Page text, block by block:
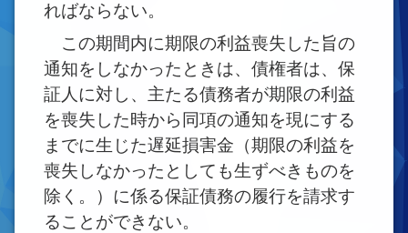
ればならない。
この期間内に期限の利益喪失した旨の
通知をしなかったときは、債権者は、保
証人に対し、主たる債務者が期限の利益
を喪失した時から同項の通知を現にする
までに生じた遅延損害金（期限の利益を
喪失しなかったとしても生ずべきものを
除く。）に係る保証債務の履行を請求す
ることができない。